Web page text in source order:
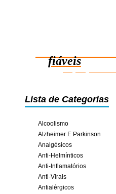
fiáveis
poupança online
Lista de Categorias
Alcoolismo
Alzheimer E Parkinson
Analgésicos
Anti-Helmínticos
Anti-Inflamatórios
Anti-Virais
Antialérgicos